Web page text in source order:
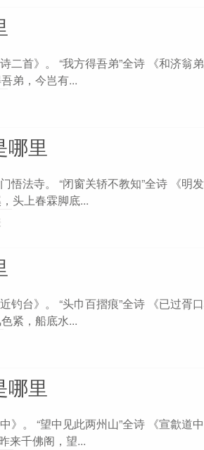
二首》。 “我方得吾弟”全诗 《和济翁
弟，今岂有...
哪里
悟法寺。 “闭窗关轿不教知”全诗 《明
头上春霖脚底...
钓台》。 “头巾百摺痕”全诗 《已过胥
紧，船底水...
哪里
》。 “望中见此两州山”全诗 《宣歙道
来千佛阁，望...